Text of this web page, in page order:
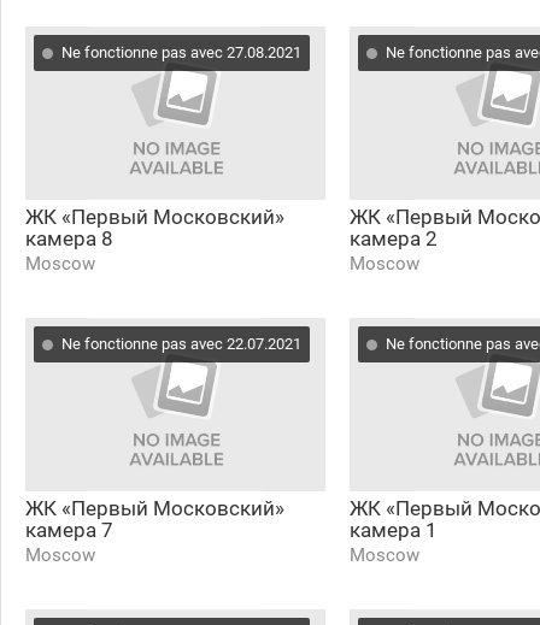
Ne fonctionne pas avec 27.08.2021
ЖК «Первый Московский»
камера 8
Moscow
Ne fonctionne pas
ЖК «Первый
камера 2
Moscow
Ne fonctionne pas avec 22.07.2021
ЖК «Первый Московский»
камера 7
Moscow
Ne fonctionne pas
ЖК «Первый
камера 1
Moscow